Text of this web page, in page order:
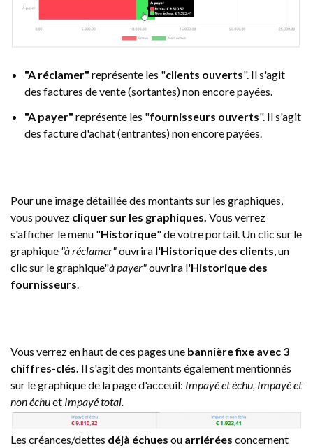
"A réclamer" représente les "clients ouverts". Il s'agit
des factures de vente (sortantes) non encore payées.
"A payer" représente les "fournisseurs ouverts". Il s'agit
des facture d'achat (entrantes) non encore payées.
Pour une image détaillée des montants sur les graphiques,
vous pouvez cliquer sur les graphiques. Vous verrez
s'afficher le menu "Historique" de votre portail. Un clic sur le
graphique "à réclamer"ouvrira l'Historique des clients, un
clic sur le graphique"à payer"ouvrira l'Historique des
fournisseurs.
Vous verrez en haut de ces pages une bannière fixe avec 3
chiffres-clés. Il s'agit des montants également mentionnés
sur le graphique de la page d'acceuil: Impayé et échu, Impayé et
non échuet Impayé total.
Les créances/dettes déjà échues ou arriérées concernent